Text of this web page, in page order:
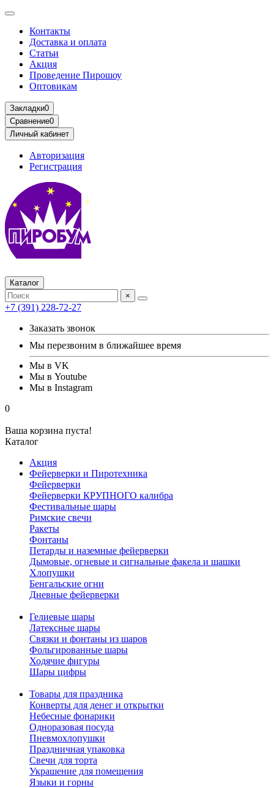
Контакты
Доставка и оплата
Статьи
Акция
Проведение Пирошоу
Оптовикам
Закладки0
Сравнение0
Личный кабинет
Авторизация
Регистрация
Каталог
×
+7 (391) 228-72-27
Заказать звонок
Мы перезвоним в ближайшее время
Мы в VK
Мы в Youtube
Мы в Instagram
0
Ваша корзина пуста!
Каталог
Акция
Фейерверки и Пиротехника
Фейерверки
Фейерверки КРУПНОГО калибра
Фестивальные шары
Римские свечи
Ракеты
Фонтаны
Петарды и наземные фейерверки
Дымовые, огневые и сигнальные факела и шашки
Хлопушки
Бенгальские огни
Дневные фейерверки
Гелиевые шары
Латексные шары
Связки и фонтаны из шаров
Фольгированные шары
Ходячие фигуры
Шары цифры
Товары для праздника
Конверты для денег и открытки
Небесные фонарики
Одноразовая посуда
Пневмохлопушки
Праздничная упаковка
Свечи для торта
Украшение для помещения
Языки и горны